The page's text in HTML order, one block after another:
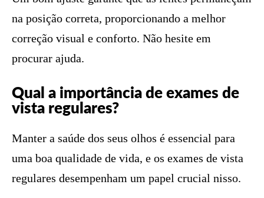
na posição correta, proporcionando a melhor
correção visual e conforto. Não hesite em
procurar ajuda.
Qual a importância de exames de
vista regulares?
Manter a saúde dos seus olhos é essencial para
uma boa qualidade de vida, e os exames de vista
regulares desempenham um papel crucial nisso.